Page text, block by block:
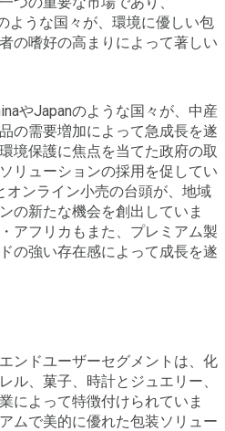
ような国々が、環境に優しい包
の嗜好の高まりによって著しい
やJapanのような国々が、中産
の需要増加によって急成長を遂
境保護に焦点を当てた政府の取
リューションの採用を促してい
オンライン小売の台頭が、地域
の新たな機会を創出していま
アフリカもまた、プレミアム製
の強い存在感によって成長を遂
ンドユーザーセグメントは、化
ル、菓子、時計とジュエリー、
によって特徴付けられていま
ムで美的に優れた包装ソリュー